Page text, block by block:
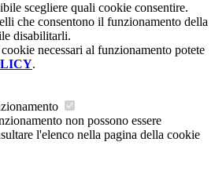
scegliere quali cookie consentire.
che consentono il funzionamento della
disabilitarli.
necessari al funzionamento potete
.
non possono essere
l'elenco nella pagina della cookie